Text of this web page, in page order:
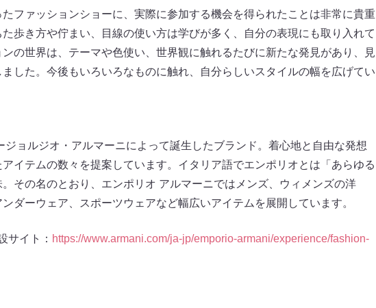
ファッションショーに、実際に参加する機会を得られたことは非常に貴重
歩き方や佇まい、目線の使い方は学びが多く、自分の表現にも取り入れて
の世界は、テーマや色使い、世界観に触れるたびに新たな発見があり、見
した。今後もいろいろなものに触れ、自分らしいスタイルの幅を広げてい
ョルジオ・アルマーニによって誕生したブランド。着心地と自由な発想
イテムの数々を提案しています。イタリア語でエンポリオとは「あらゆる
その名のとおり、エンポリオ アルマーニではメンズ、ウィメンズの洋
ダーウェア、スポーツウェアなど幅広いアイテムを展開しています。
サイト： https://www.armani.com/ja-jp/emporio-armani/experience/fashion-